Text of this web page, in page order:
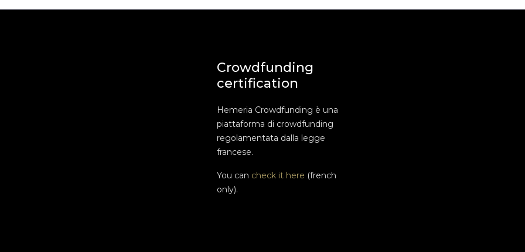
Crowdfunding
certification
Hemeria Crowdfunding è una
piattaforma di crowdfunding
regolamentata dalla legge
francese.
You can check it here (french
only).